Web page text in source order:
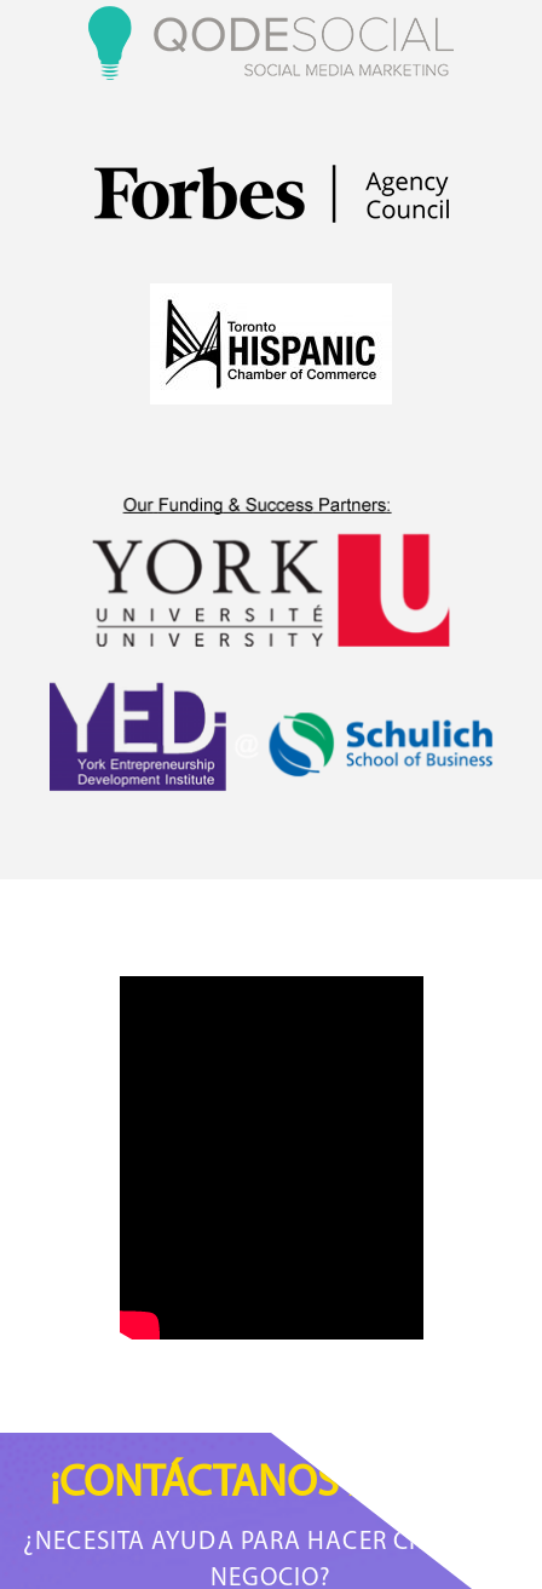
¡CONTÁCTANOS AHORA!
¿NECESITA AYUDA PARA HACER CRECER SU
NEGOCIO?